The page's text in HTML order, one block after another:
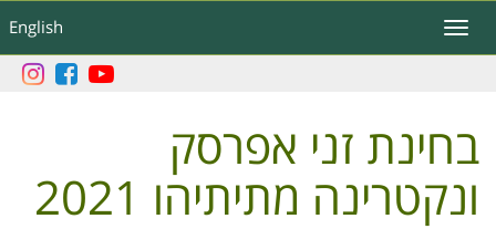
לתוכן
העיקרי
English
Toggle
navigation
בחינת זני אפרסק
ונקטרינה מתיתיהו 2021